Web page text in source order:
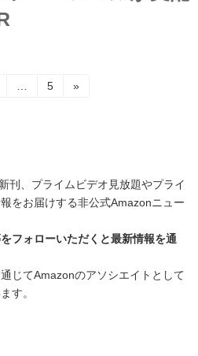
固
5 »
刊、プライムビデオ見放題やプライ
をお届けする非公式Amazonニュー
フォローいただくと最新情報を通
じてAmazonのアソシエイトとして
す。